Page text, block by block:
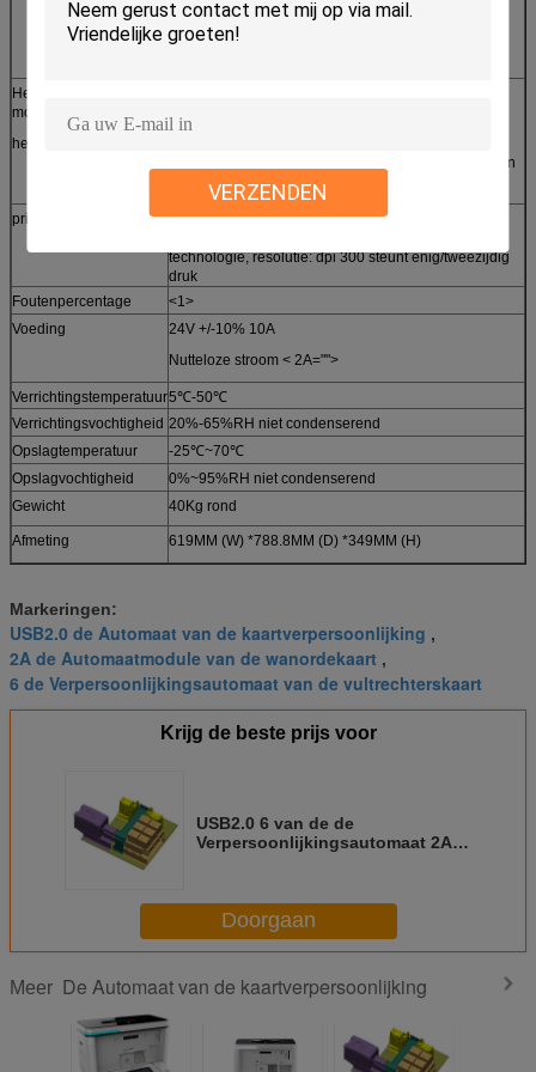
VERZENDEN
foutenkaart voor anti-diefstal en bankbeheer
◆Van het de veiligheids standaardontwerp van ATM
Het uitdelen
modulestatus
het controleren
ontdekken ◆status controleren van het vervoeren van
printer
Functie van de steun de directe druk van thermische
technologie, resolutie: dpi 300 steunt enig/tweezijdig
druk
Foutenpercentage
<1>
Voeding
24V +/-10% 10A
Nutteloze stroom < 2A="">
Verrichtingstemperatuur5℃-50℃
Verrichtingsvochtigheid 20%-65%RH niet condenserend
Opslagtemperatuur
-25℃~70℃
Opslagvochtigheid
0%~95%RH niet condenserend
Gewicht
40Kg rond
Afmeting 619MM (W) *788.8MM (D) *349MM (H)
Markeringen:
USB2.0 de Automaat van de kaartverpersoonlijking ,
2A de Automaatmodule van de wanordekaart ,
6 de Verpersoonlijkingsautomaat van de vultrechterskaart
Krijg de beste prijs voor
USB2.0 6 van de de
Verpersoonlijkingsautomaat 2A
Automaatmodule
Doorgaan
Meer De Automaat van de kaartverpersoonlijking